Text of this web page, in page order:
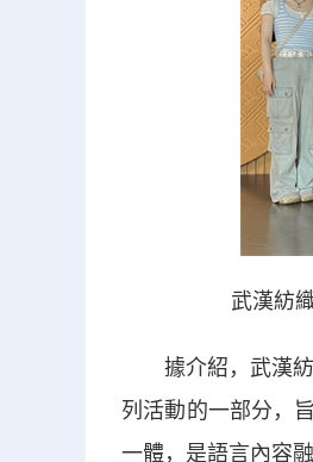
武漢紡
據介紹，武漢紡
列活動的一部分，
一體，是語言內容